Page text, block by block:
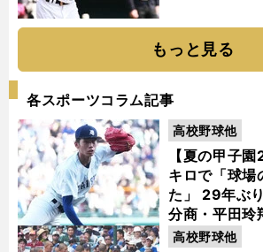
もっと見る
各スポーツコラム記事
【夏の甲子
キロで「球場
た」 29年ぶ
分商・平田玲
高校野球他
高校野球他